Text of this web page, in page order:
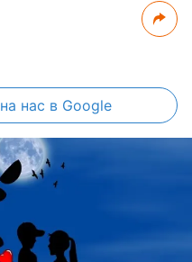
на нас в Google